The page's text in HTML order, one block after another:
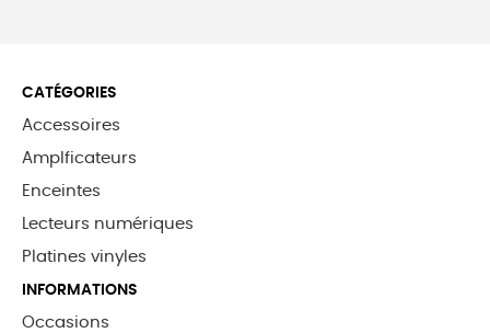
CATÉGORIES
Accessoires
Amplficateurs
Enceintes
Lecteurs numériques
Platines vinyles
INFORMATIONS
Occasions